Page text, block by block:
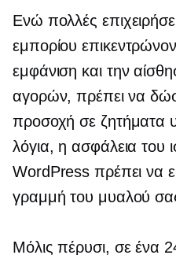
Ενώ πολλές
εμπορίου
εμφάνιση και την
αγορών, πρέπει να
προσοχή σε ζητήματα
λόγια, η ασφάλεια του
WordPress πρέπει να
γραμμή του μυαλού
Μόλις πέρυσι, σε ένα